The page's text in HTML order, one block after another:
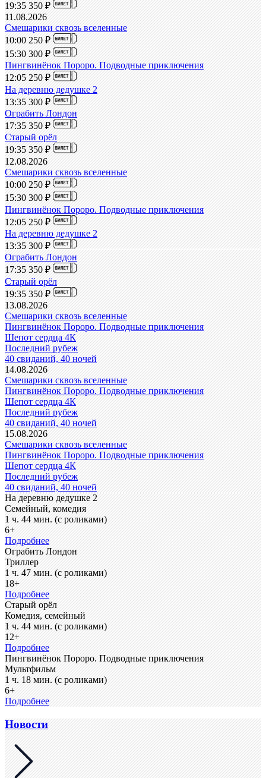
19:35 350 ₽
11.08.2026
Смешарики сквозь вселенные
10:00 250 ₽
15:30 300 ₽
Пингвинёнок Пороро. Подводные приключения
12:05 250 ₽
На деревню дедушке 2
13:35 300 ₽
Ограбить Лондон
17:35 350 ₽
Старый орёл
19:35 350 ₽
12.08.2026
Смешарики сквозь вселенные
10:00 250 ₽
15:30 300 ₽
Пингвинёнок Пороро. Подводные приключения
12:05 250 ₽
На деревню дедушке 2
13:35 300 ₽
Ограбить Лондон
17:35 350 ₽
Старый орёл
19:35 350 ₽
13.08.2026
Смешарики сквозь вселенные
Пингвинёнок Пороро. Подводные приключения
Шепот сердца 4К
Последний рубеж
40 свиданий, 40 ночей
14.08.2026
Смешарики сквозь вселенные
Пингвинёнок Пороро. Подводные приключения
Шепот сердца 4К
Последний рубеж
40 свиданий, 40 ночей
15.08.2026
Смешарики сквозь вселенные
Пингвинёнок Пороро. Подводные приключения
Шепот сердца 4К
Последний рубеж
40 свиданий, 40 ночей
На деревню дедушке 2
Семейный, комедия
1 ч. 44 мин. (с роликами)
6+
Подробнее
Ограбить Лондон
Триллер
1 ч. 47 мин. (с роликами)
18+
Подробнее
Старый орёл
Комедия, семейный
1 ч. 44 мин. (с роликами)
12+
Подробнее
Пингвинёнок Пороро. Подводные приключения
Мультфильм
1 ч. 18 мин. (с роликами)
6+
Подробнее
Новости